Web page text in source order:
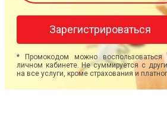
Зарегистрироваться
* Промокодом можно воспользоваться
личном кабинете. Не суммируется с
на все услуги, кроме страхования и